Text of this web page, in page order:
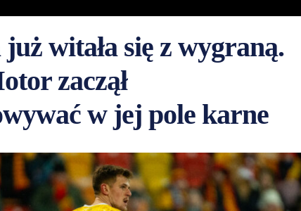
witała się z wygraną.
zaczął
w jej pole karne